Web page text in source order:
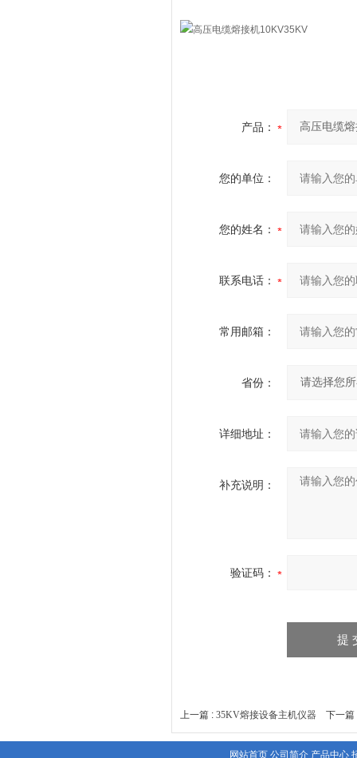
产品：
您的单位：
您的姓名：
联系电话：
常用邮箱：
省份：
详细地址：
补充说明：
验证码：
上一篇 : 35KV熔接设备主机仪器 下一
网站首页 公司简介 产品中心